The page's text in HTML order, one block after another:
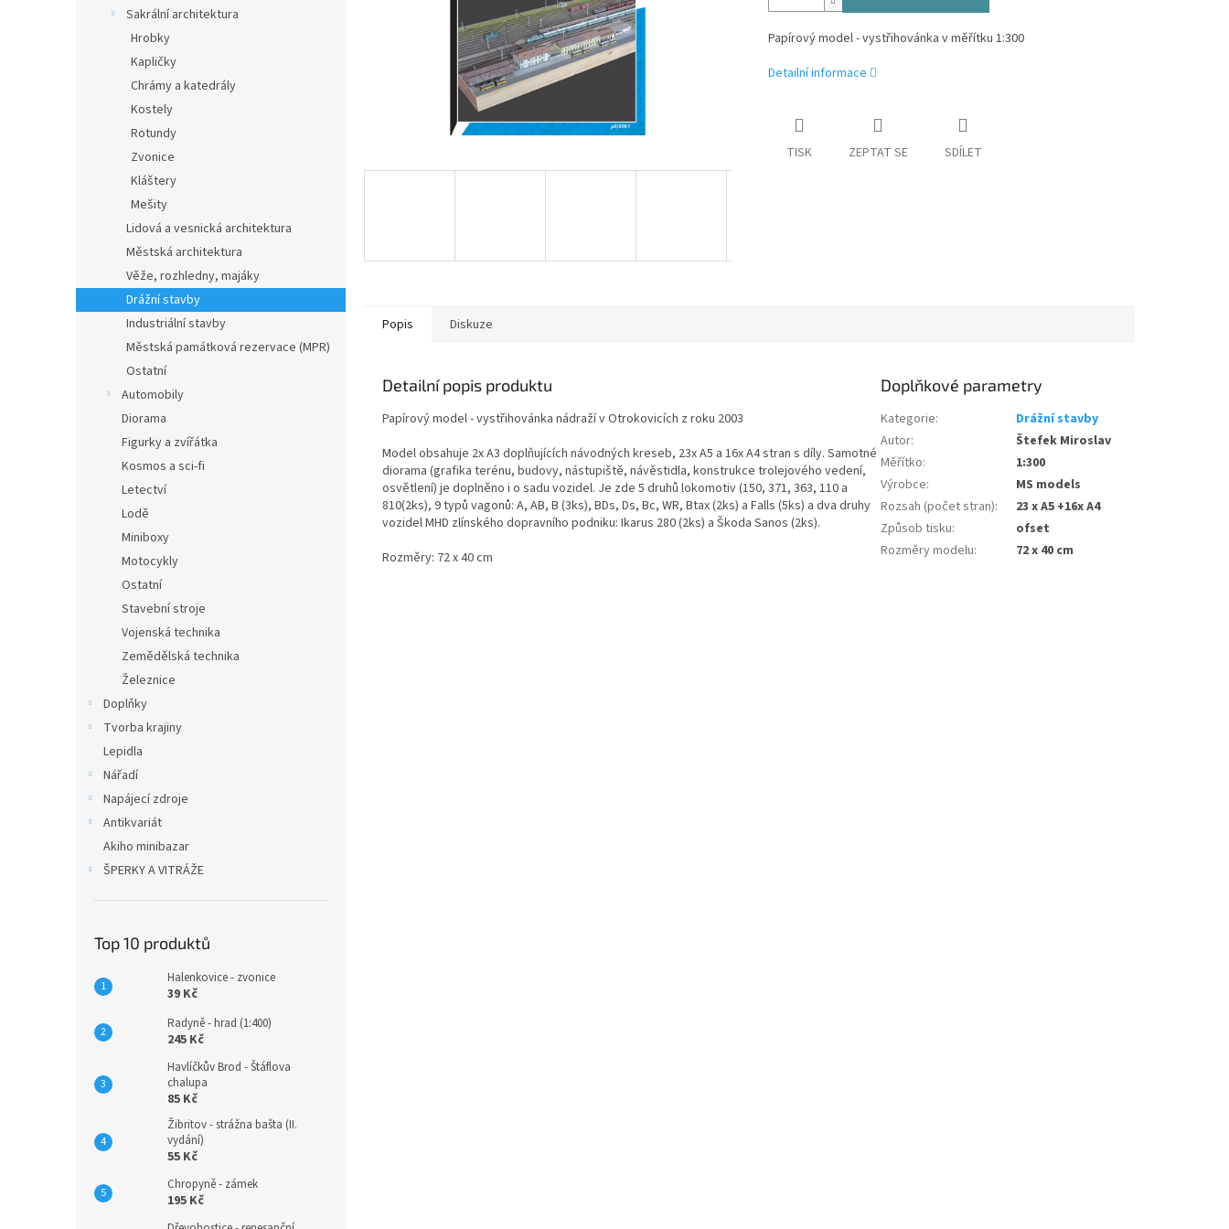
Sakrální architektura
Hrobky
Kapličky
Chrámy a katedrály
Kostely
Rotundy
Zvonice
Kláštery
Mešity
Lidová a vesnická architektura
Městská architektura
Věže, rozhledny, majáky
Drážní stavby
Industriální stavby
Městská památková rezervace (MPR)
Ostatní
Automobily
Diorama
Figurky a zvířátka
Kosmos a sci-fi
Letectví
Lodě
Miniboxy
Motocykly
Ostatní
Stavební stroje
Vojenská technika
Zemědělská technika
Železnice
Doplňky
Tvorba krajiny
Lepidla
Nářadí
Napájecí zdroje
Antikvariát
Akiho minibazar
ŠPERKY A VITRÁŽE
Top 10 produktů
Halenkovice - zvonice
39 Kč
Radyně - hrad (1:400)
245 Kč
Havlíčkův Brod - Štáflova
chalupa
85 Kč
Žibritov - strážna bašta (II.
vydání)
55 Kč
Chropyně - zámek
195 Kč
Papírový model - vystřihovánka v měřítku 1:300
Detailní informace
TISK ZEPTAT SE SDÍLET
Popis Diskuze
Detailní popis produktu
Papírový model - vystřihovánka nádraží v Otrokovicích z roku 2003
Model obsahuje 2x A3 doplňujících návodných kreseb, 23x A5 a 16x A4 stran s díly. Samotné
diorama (grafika terénu, budovy, nástupiště, návěstidla, konstrukce trolejového vedení,
osvětlení) je doplněno i o sadu vozidel. Je zde 5 druhů lokomotiv (150, 371, 363, 110 a
810(2ks), 9 typů vagonů: A, AB, B (3ks), BDs, Ds, Bc, WR, Btax (2ks) a Falls (5ks) a dva druhy
vozidel MHD zlínského dopravního podniku: Ikarus 280 (2ks) a Škoda Sanos (2ks).
Rozměry: 72 x 40 cm
Doplňkové parametry
Kategorie:
Drážní stavby
Autor:
Štefek Miroslav
Měřítko:
1:300
Výrobce:
MS models
Rozsah (počet stran):
23 x A5 +16x A4
Způsob tisku:
ofset
Rozměry modelu: 72 x 40 cm